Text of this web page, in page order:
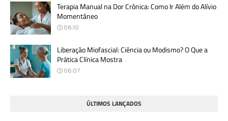
Terapia Manual na Dor Crônica: Como Ir Além do Alívio
Momentâneo
06:10
Liberação Miofascial: Ciência ou Modismo? O Que a
Prática Clínica Mostra
06:07
ÚLTIMOS LANÇADOS